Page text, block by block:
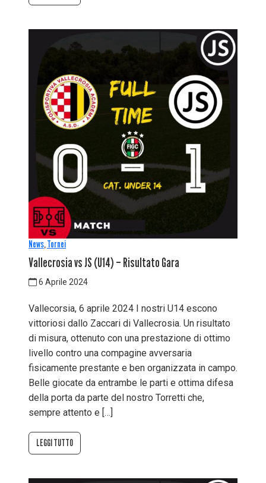
News,Tornei
Vallecrosia vs JS (U14) – Risultato Gara
6 Aprile 2024
Vallecorsia, 6 aprile 2024 I nostri U14 escono
vittoriosi dallo Zaccari di Vallecrosia. Un risultato
di misura, ottenuto con una prestazione di ottimo
livello contro una compagine avversaria
fisicamente prestante e ben organizzata in campo.
Belle giocate da entrambe le parti e ottima difesa
della porta da parte del nostro Torretti che,
sempre attento e […]
LEGGI TUTTO